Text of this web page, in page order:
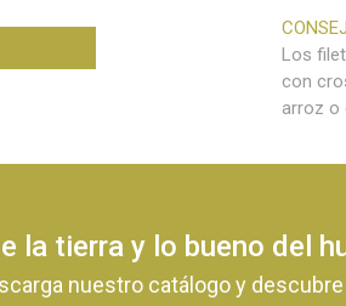
Los
con
arroz o
la tierra y lo bueno del
nuestro catálogo y